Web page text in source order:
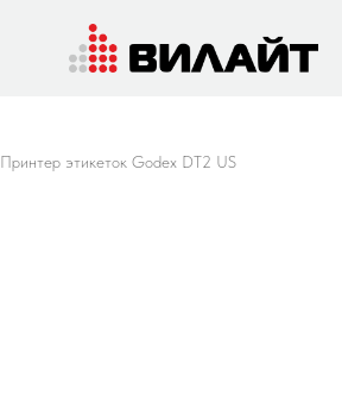
Принтер этикеток Godex DT2 US